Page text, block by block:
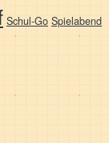
Schul-Go Spielabend